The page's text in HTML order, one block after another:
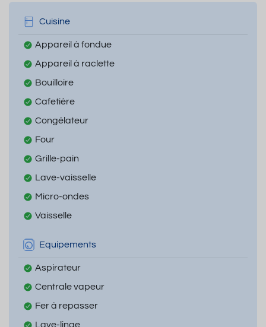
Cuisine
Appareil à fondue
Appareil à raclette
Bouilloire
Cafetière
Congélateur
Four
Grille-pain
Lave-vaisselle
Micro-ondes
Vaisselle
Equipements
Aspirateur
Centrale vapeur
Fer à repasser
Lave-linge